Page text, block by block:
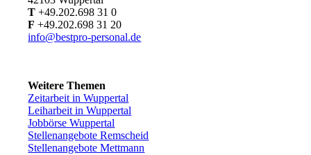
T +49.202.698 31 0
F +49.202.698 31 20
info@bestpro-personal.de
Weitere Themen
Zeitarbeit in Wuppertal
Leiharbeit in Wuppertal
Jobbörse Wuppertal
Stellenangebote Remscheid
Stellenangebote Mettmann